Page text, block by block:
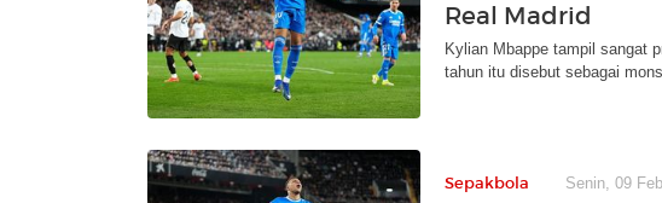
Real Madrid
Kylian Mbappe tampil sangat
tahun itu disebut sebagai
Sepakbola Senin, 09